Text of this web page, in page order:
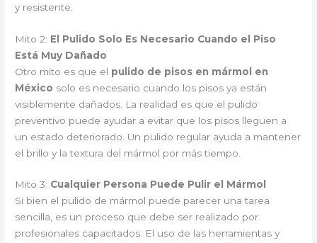
y resistente.
Mito 2: El Pulido Solo Es Necesario Cuando el Piso
Está Muy Dañado
Otro mito es que el pulido de pisos en mármol en
México solo es necesario cuando los pisos ya están
visiblemente dañados. La realidad es que el pulido
preventivo puede ayudar a evitar que los pisos lleguen a
un estado deteriorado. Un pulido regular ayuda a mantener
el brillo y la textura del mármol por más tiempo.
Mito 3: Cualquier Persona Puede Pulir el Mármol
Si bien el pulido de mármol puede parecer una tarea
sencilla, es un proceso que debe ser realizado por
profesionales capacitados. El uso de las herramientas y